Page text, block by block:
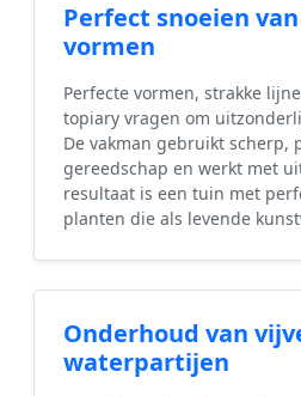
Perfect snoeien
vormen
Perfecte vormen, strakke
topiary vragen om
De vakman gebruikt scherp,
gereedschap en werkt met
resultaat is een tuin met
planten die als levende
Onderhoud van
waterpartijen